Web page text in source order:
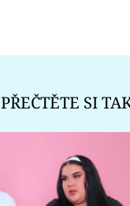
PŘEČTĚTE SI